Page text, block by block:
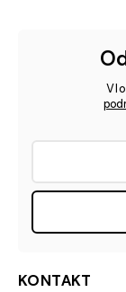
KONTAKT